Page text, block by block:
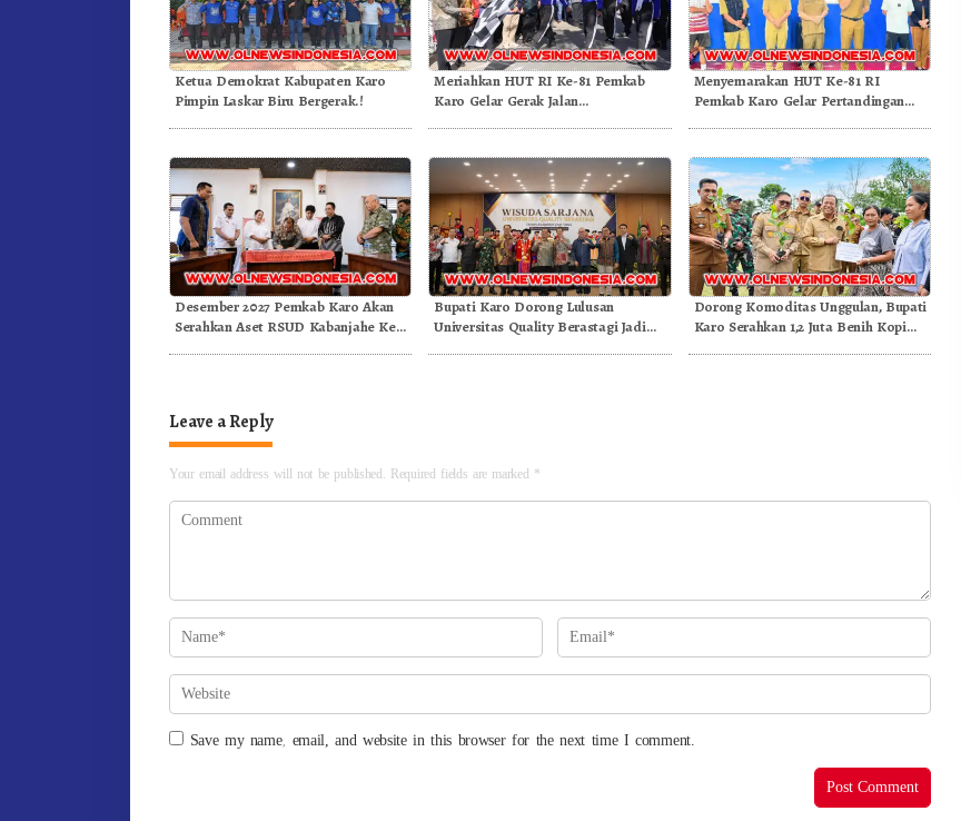
Ketua Demokrat Kabupaten Karo
Pimpin Laskar Biru Bergerak.!
Meriahkan HUT RI Ke-81 Pemkab
Karo Gelar Gerak Jalan
Menyemarakan HUT Ke-81 RI
Pemkab Karo Gelar Pertandingan
Desember 2027 Pemkab Karo Akan
Serahkan Aset RSUD Kabanjahe Ke
Bupati Karo Dorong Lulusan
Universitas Quality Berastagi Jadi
Dorong Komoditas Unggulan, Bupati
Karo Serahkan 1,2 Juta Benih Kopi
Leave a Reply
Your email address will not be published. Required fields are marked *
Save my name, email, and website in this browser for the next time I comment.
Ditpolsatwa Baharkam Polri Tiba
Di Myanmar, Siap Bantu Korban
Gempa Myanmar